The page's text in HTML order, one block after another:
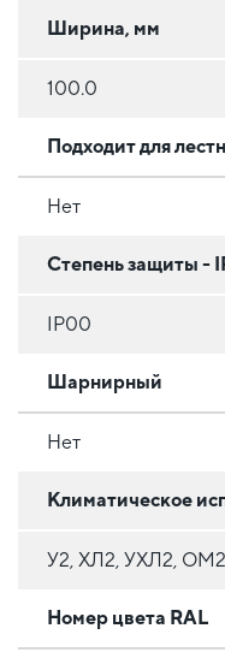
Ширина, мм
100.0
Подходит для
Нет
Степень защиты -
IP00
Шарнирный
Нет
Климатическое
У2, ХЛ2, УХЛ2, ОМ2
Номер цвета RAL